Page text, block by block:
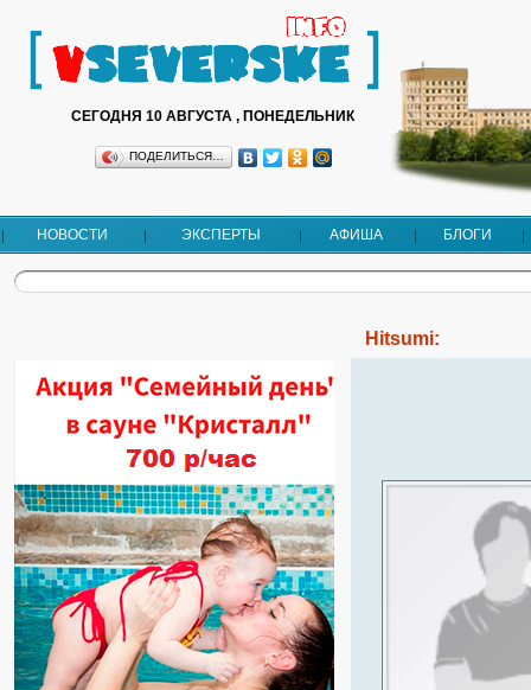
СЕГОДНЯ 10 АВГУСТА , ПОНЕДЕЛЬНИК
ПОДЕЛИТЬСЯ…
НОВОСТИ ЭКСПЕРТЫ АФИША БЛОГИ
Hitsumi: